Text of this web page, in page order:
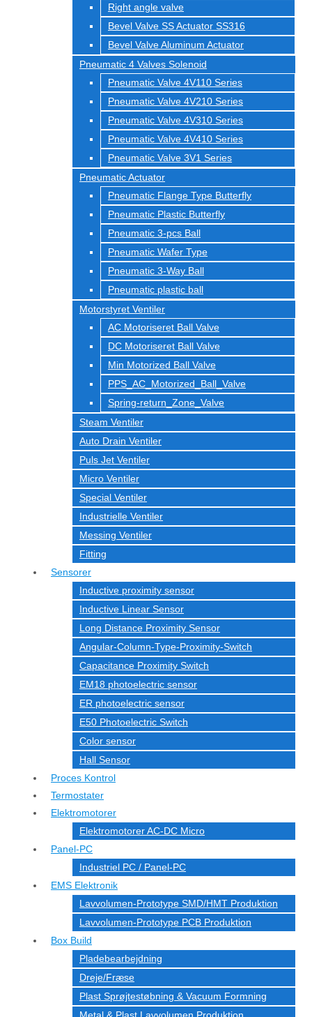
Right angle valve
Bevel Valve SS Actuator SS316
Bevel Valve Aluminum Actuator
Pneumatic 4 Valves Solenoid
Pneumatic Valve 4V110 Series
Pneumatic Valve 4V210 Series
Pneumatic Valve 4V310 Series
Pneumatic Valve 4V410 Series
Pneumatic Valve 3V1 Series
Pneumatic Actuator
Pneumatic Flange Type Butterfly
Pneumatic Plastic Butterfly
Pneumatic 3-pcs Ball
Pneumatic Wafer Type
Pneumatic 3-Way Ball
Pneumatic plastic ball
Motorstyret Ventiler
AC Motoriseret Ball Valve
DC Motoriseret Ball Valve
Min Motorized Ball Valve
PPS_AC_Motorized_Ball_Valve
Spring-return_Zone_Valve
Steam Ventiler
Auto Drain Ventiler
Puls Jet Ventiler
Micro Ventiler
Special Ventiler
Industrielle Ventiler
Messing Ventiler
Fitting
Sensorer
Inductive proximity sensor
Inductive Linear Sensor
Long Distance Proximity Sensor
Angular-Column-Type-Proximity-Switch
Capacitance Proximity Switch
EM18 photoelectric sensor
ER photoelectric sensor
E50 Photoelectric Switch
Color sensor
Hall Sensor
Proces Kontrol
Termostater
Elektromotorer
Elektromotorer AC-DC Micro
Panel-PC
Industriel PC / Panel-PC
EMS Elektronik
Lavvolumen-Prototype SMD/HMT Produktion
Lavvolumen-Prototype PCB Produktion
Box Build
Pladebearbejdning
Dreje/Fræse
Plast Sprøjtestøbning & Vacuum Formning